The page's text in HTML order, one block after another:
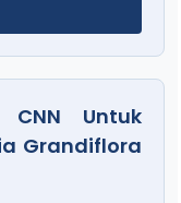
Untuk
Grandiflora